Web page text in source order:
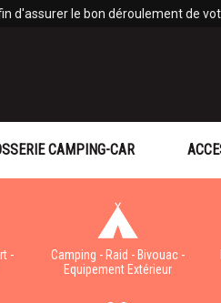
d'assurer le bon déroulement de
-
Camping - Raid - Bivouac -
Equipement Extérieur
CAMPING-CAR